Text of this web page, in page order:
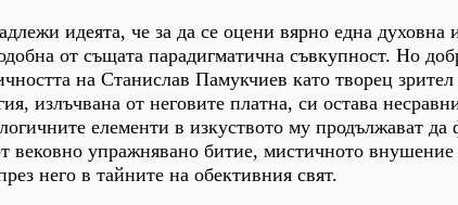
идеята, че за да се оцени вярно една духовна
от същата парадигматична съвкупност. Но
на Станислав Памукчиев като творец зрител
излъчвана от неговите платна, си остава
елементи в изкуството му продължават
вековно упражнявано битие, мистичното внушение
него в тайните на обективния свят.